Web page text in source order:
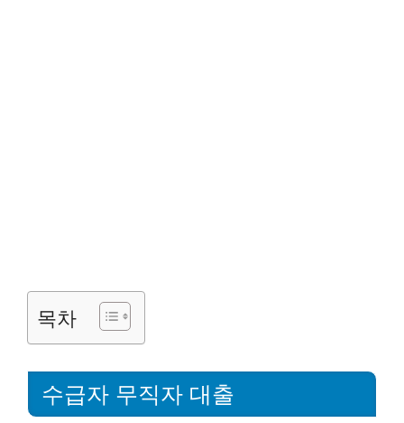
목차
수급자 무직자 대출